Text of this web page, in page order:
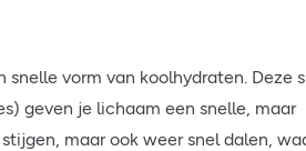
snelle vorm van koolhydraten. Deze
geven je lichaam een snelle, maar
maar ook weer snel dalen,